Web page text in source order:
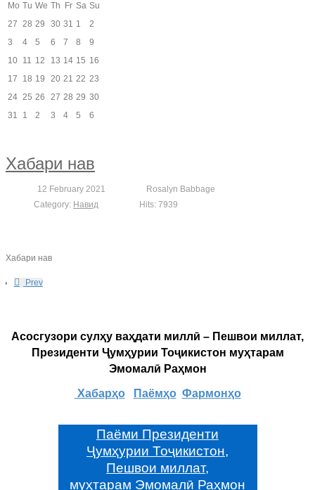
Mo Tu We Th Fr Sa Su
27 28 29 30 31 1
2
3
4 5 6 7 8
9
10 11 12 13 14 15 16
17
18 19 20 21 22 23
24 25 26 27 28 29 30
31
1 2 3 4 5 6
Хабари нав
12 February 2021
Rosalyn Babbage
Category: Навид Hits: 7939
Хабари нав
Prev
Асосгузори сулҳу ваҳдати миллӣ – Пешвои миллат,
Президенти Ҷумҳурии Тоҷикистон муҳтарам
Эмомалӣ Раҳмон
Хабарҳо Паёмҳо Фармонҳо
Паёми Президенти
Ҷумҳурии Тоҷикистон,
Пешвои миллат,
муҳтарам Эмомалӣ Раҳмон